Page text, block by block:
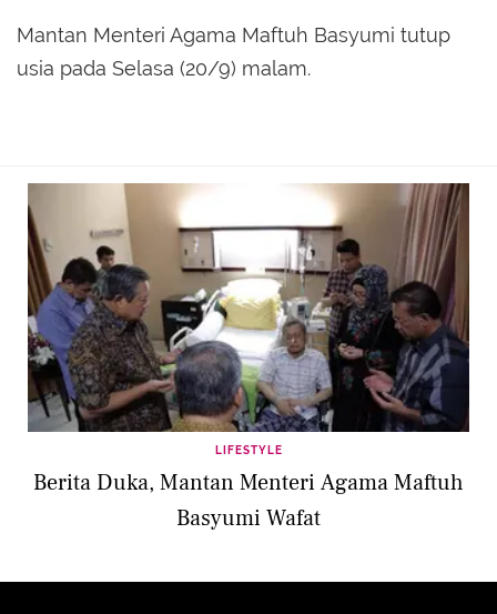
Mantan Menteri Agama Maftuh Basyumi tutup
usia pada Selasa (20/9) malam.
LIFESTYLE
Berita Duka, Mantan Menteri Agama Maftuh
Basyumi Wafat